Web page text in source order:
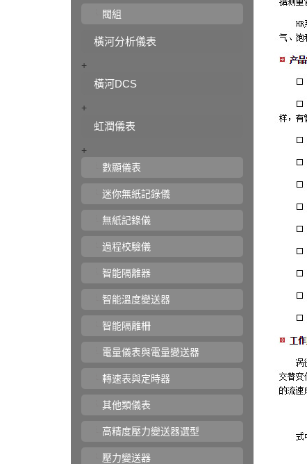
閥組
橫河分析儀表
+
橫河DCS
+
虹潤儀表
+
數顯儀表
迷你無紙記錄儀
無紙記錄儀
過程校驗儀
智能隔離器
智能溫度變送器
智能隔離柵
電量儀表與電量變送器
轉速表與定時器
其他類儀表
高精度壓力變送器選型
壓力變送器